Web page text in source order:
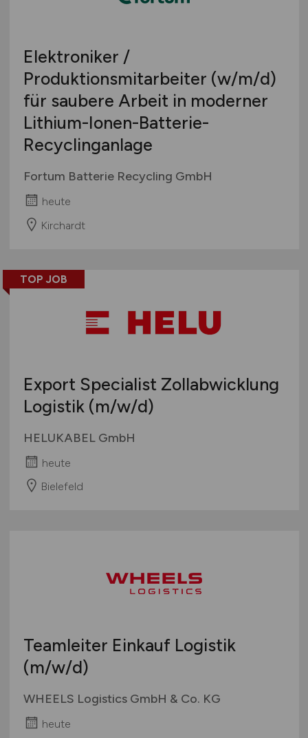
Elektroniker /
Produktionsmitarbeiter (w/m/d)
für saubere Arbeit in moderner
Lithium-Ionen-Batterie-
Recyclinganlage
Fortum Batterie Recycling GmbH
heute
Kirchardt
TOP JOB
Export Specialist Zollabwicklung
Logistik (m/w/d)
HELUKABEL GmbH
heute
Bielefeld
Teamleiter Einkauf Logistik
(m/w/d)
WHEELS Logistics GmbH & Co. KG
heute